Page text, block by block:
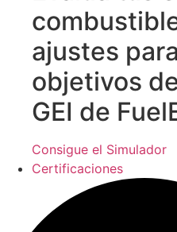
ajustes
objetivos
GEI de
Consigue el Simulador
Certificaciones